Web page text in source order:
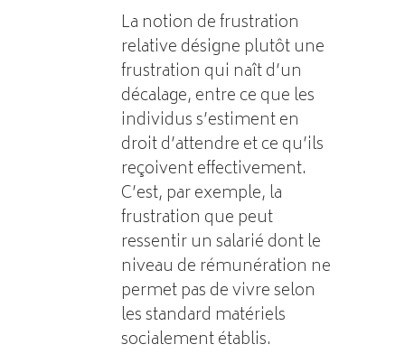
La notion de frustration
relative désigne plutôt une
frustration qui naît d’un
décalage, entre ce que les
individus s’estiment en
droit d’attendre et ce qu’ils
reçoivent effectivement.
C’est, par exemple, la
frustration que peut
ressentir un salarié dont le
niveau de rémunération ne
permet pas de vivre selon
les standard matériels
socialement établis.